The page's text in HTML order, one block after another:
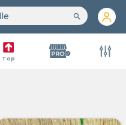
search
Top